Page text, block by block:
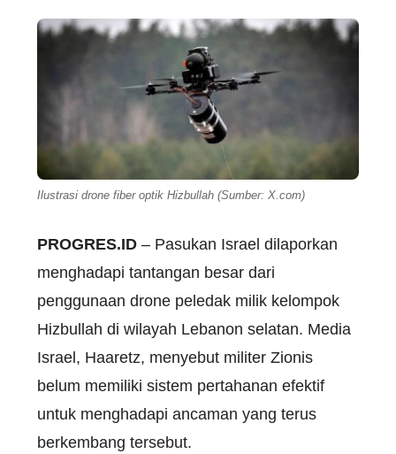
Ilustrasi drone fiber optik Hizbullah (Sumber: X.com)
PROGRES.ID – Pasukan Israel dilaporkan
menghadapi tantangan besar dari
penggunaan drone peledak milik kelompok
Hizbullah di wilayah Lebanon selatan. Media
Israel, Haaretz, menyebut militer Zionis
belum memiliki sistem pertahanan efektif
untuk menghadapi ancaman yang terus
berkembang tersebut.